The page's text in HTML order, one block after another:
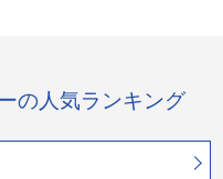
の人気ランキング